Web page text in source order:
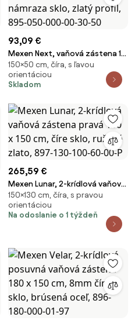
93,09 €
Mexen Next, vaňová zástena 1-
krídlová 50 x 150 cm, fixné
krídlo, 6 mm námraza sklo,
zlatý profil, 895-050-000-00-
150×50 cm, číra, s ľavou
orientáciou
Skladom
265,59 €
Mexen Lunar, 2-krídlová vaňová
zástena pravá 130 x 150 cm, číre
sklo, ružové zlato, 897-130-
100-60-00-P
150×130 cm, číra, s pravou
orientáciou
Na odoslanie o 1 týždeň